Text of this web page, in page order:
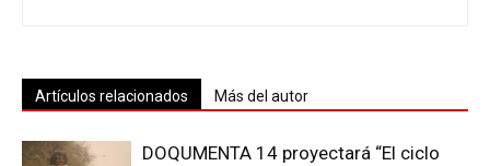
Artículos relacionados Más del autor
DOQUMENTA 14 proyectará “El ciclo